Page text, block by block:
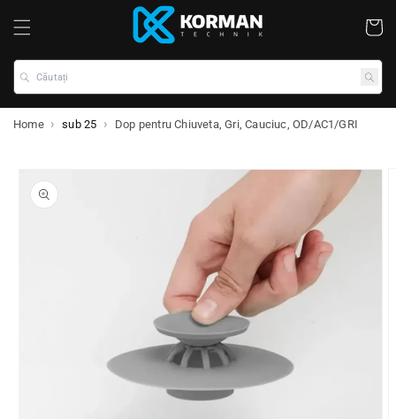
Coș
Căutați
Home sub 25 Dop pentru Chiuveta, Gri, Cauciuc, OD/AC1/GRI